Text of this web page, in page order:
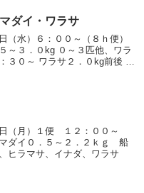
ダイ・ワラサ
（水）６：００～（８ｈ便）
～３．０kg ０～３匹他、ワラ
３０～ ワラサ２．０kg前後 １
（月）１便 １２：００～
マダイ０．５～２．２ｋｇ 船
ヒラマサ、イナダ、ワラサ